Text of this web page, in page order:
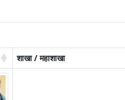
शाखा / महाशाखा